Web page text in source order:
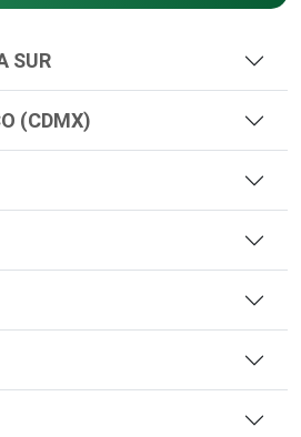
SUR
(CDMX)